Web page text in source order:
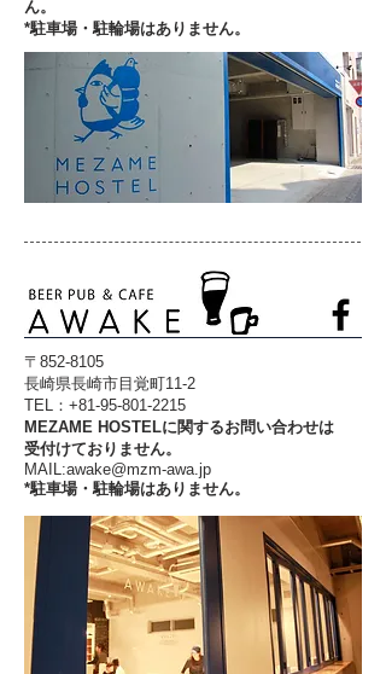
ん。​
​*駐車場・駐輪場はありません。
〒852-8105
長崎県長崎市目覚町11-2
​TEL：+81-95-801-2215
MEZAME HOSTELに関するお問い合わせは
​受付けておりません。
​MAIL:awake@mzm-awa.jp
*駐車場・駐輪場はありません。